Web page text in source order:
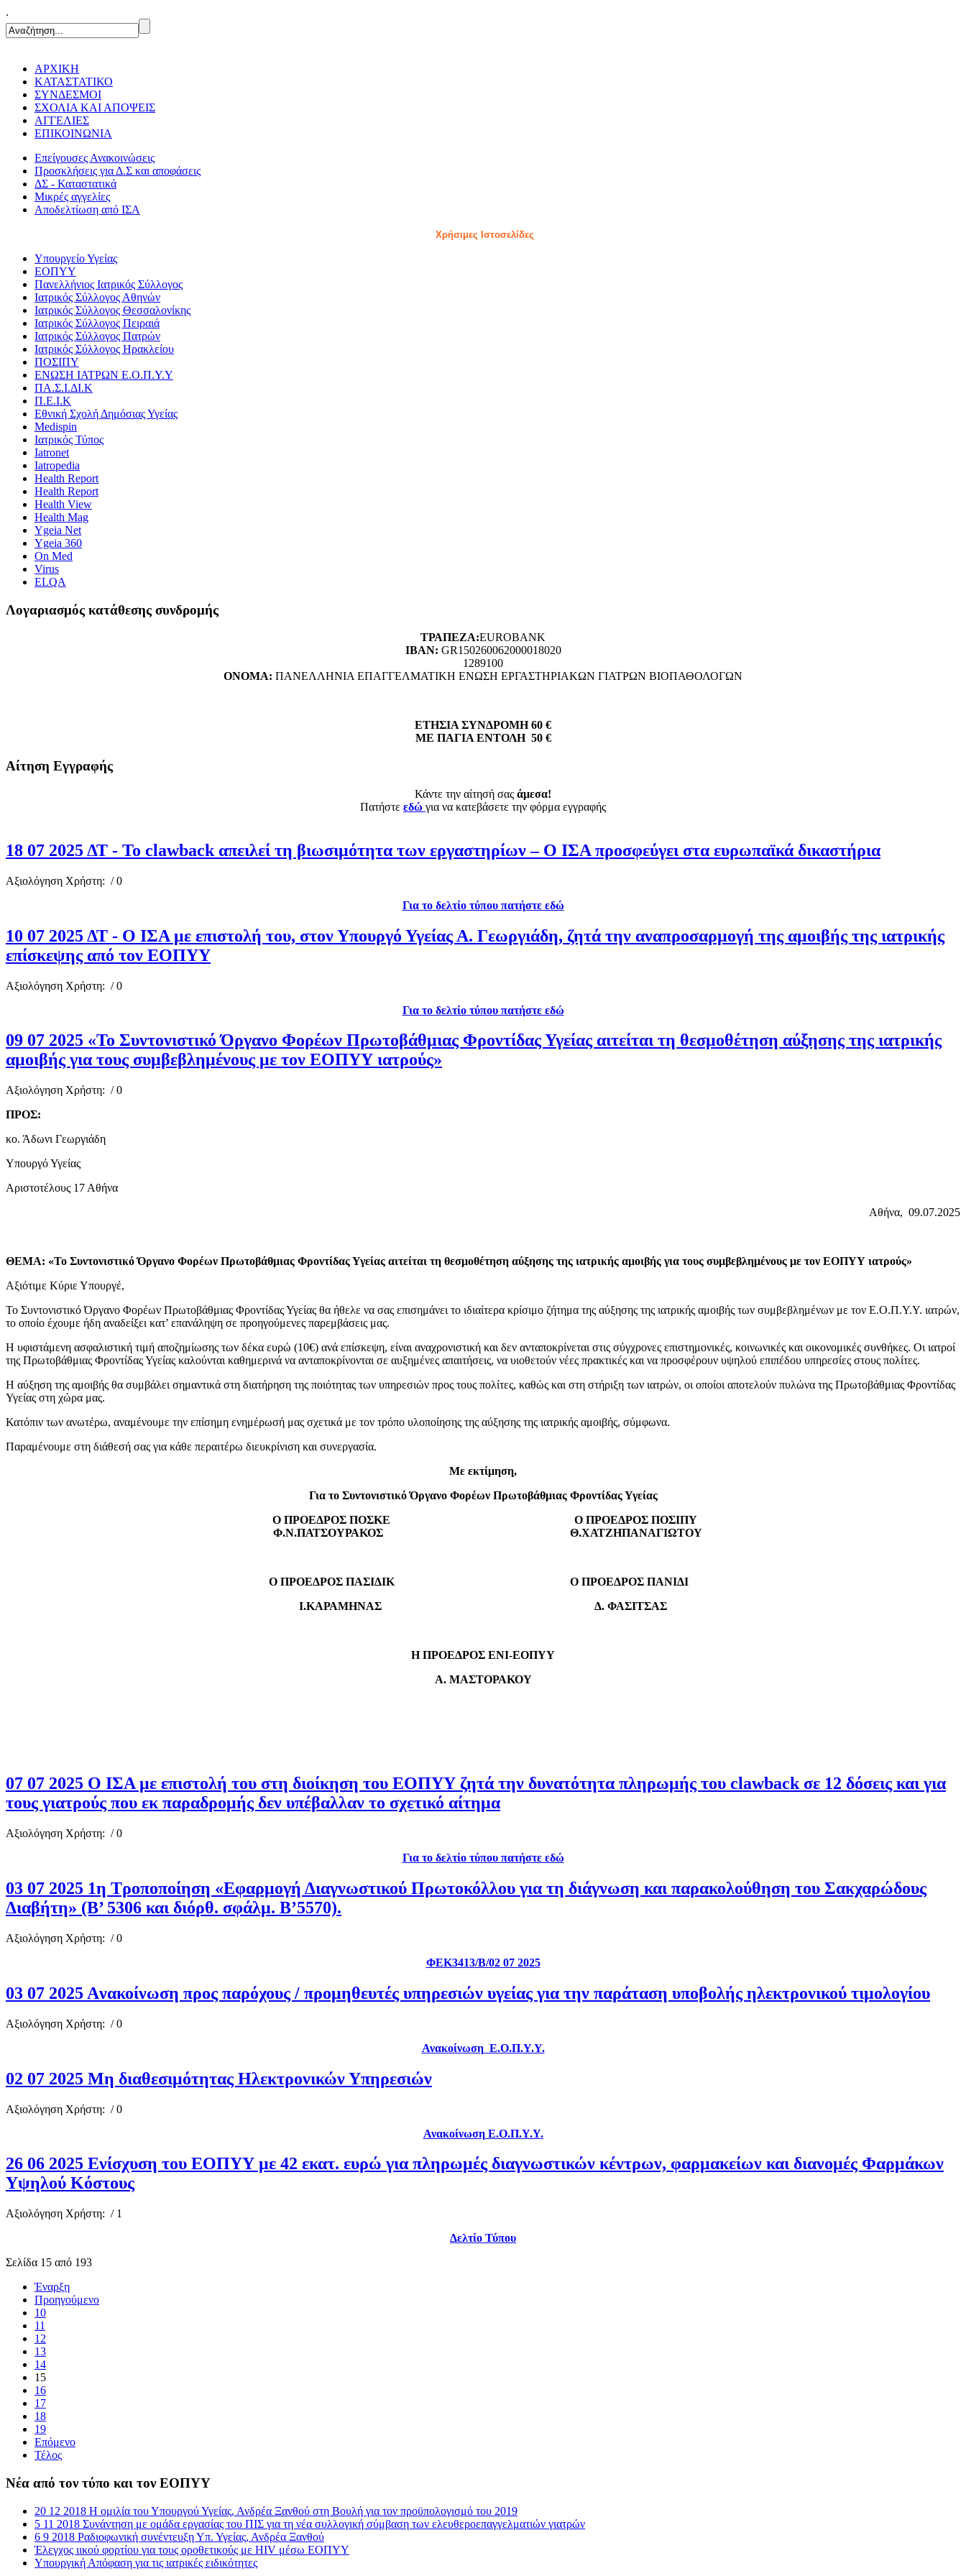
.
ΑΡΧΙΚΗ
ΚΑΤΑΣΤΑΤΙΚΟ
ΣΥΝΔΕΣΜΟΙ
ΣΧΟΛΙΑ ΚΑΙ ΑΠΟΨΕΙΣ
ΑΓΓΕΛΙΕΣ
ΕΠΙΚΟΙΝΩΝΙΑ
Επείγουσες Ανακοινώσεις
Προσκλήσεις για Δ.Σ και αποφάσεις
ΔΣ - Καταστατικά
Μικρές αγγελίες
Αποδελτίωση από ΙΣΑ
Χρήσιμες Ιστοσελίδες
Υπουργείο Υγείας
ΕΟΠΥΥ
Πανελλήνιος Ιατρικός Σύλλογος
Ιατρικός Σύλλογος Αθηνών
Ιατρικός Σύλλογος Θεσσαλονίκης
Ιατρικός Σύλλογος Πειραιά
Ιατρικός Σύλλογος Πατρών
Ιατρικός Σύλλογος Ηρακλείου
ΠΟΣΙΠΥ
ΕΝΩΣΗ ΙΑΤΡΩΝ Ε.Ο.Π.Υ.Υ
ΠΑ.Σ.Ι.ΔΙ.Κ
Π.Ε.Ι.Κ
Εθνική Σχολή Δημόσιας Υγείας
Medispin
Ιατρικός Τύπος
Iatronet
Iatropedia
Health Report
Health Report
Health View
Health Mag
Ygeia Net
Ygeia 360
On Med
Virus
ELQA
Λογαριασμός κατάθεσης συνδρομής
ΤΡΑΠΕΖΑ:EUROBANK
ΙΒΑΝ: GR150260062000018020
1289100
ΟΝΟΜΑ: ΠΑΝΕΛΛΗΝΙΑ ΕΠΑΓΓΕΛΜΑΤΙΚΗ ΕΝΩΣΗ ΕΡΓΑΣΤΗΡΙΑΚΩΝ ΓΙΑΤΡΩΝ ΒΙΟΠΑΘΟΛΟΓΩΝ
ΕΤΗΣΙΑ ΣΥΝΔΡΟΜΗ 60 €
ΜΕ ΠΑΓΙΑ ΕΝΤΟΛΗ 50 €
Αίτηση Εγγραφής
Κάντε την αίτησή σας άμεσα!
Πατήστε εδώ για να κατεβάσετε την φόρμα εγγραφής
18 07 2025 ΔΤ - Το clawback απειλεί τη βιωσιμότητα των εργαστηρίων – Ο ΙΣΑ προσφεύγει στα ευρωπαϊκά δικαστήρια
Αξιολόγηση Χρήστη: / 0
Για το δελτίο τύπου πατήστε εδώ
10 07 2025 ΔΤ - Ο ΙΣΑ με επιστολή του, στον Υπουργό Υγείας Α. Γεωργιάδη, ζητά την αναπροσαρμογή της αμοιβής της ιατρικής
επίσκεψης από τον ΕΟΠΥΥ
Αξιολόγηση Χρήστη: / 0
Για το δελτίο τύπου πατήστε εδώ
09 07 2025 «Το Συντονιστικό Όργανο Φορέων Πρωτοβάθμιας Φροντίδας Υγείας αιτείται τη θεσμοθέτηση αύξησης της ιατρικής
αμοιβής για τους συμβεβλημένους με τον ΕΟΠΥΥ ιατρούς»
Αξιολόγηση Χρήστη: / 0
ΠΡΟΣ:
κο. Άδωνι Γεωργιάδη
Υπουργό Υγείας
Αριστοτέλους 17 Αθήνα
Αθήνα, 09.07.2025
ΘΕΜΑ: «Το Συντονιστικό Όργανο Φορέων Πρωτοβάθμιας Φροντίδας Υγείας αιτείται τη θεσμοθέτηση αύξησης της ιατρικής αμοιβής για τους συμβεβλημένους με τον ΕΟΠΥΥ ιατρούς»
Αξιότιμε Κύριε Υπουργέ,
Το Συντονιστικό Όργανο Φορέων Πρωτοβάθμιας Φροντίδας Υγείας θα ήθελε να σας επισημάνει το ιδιαίτερα κρίσιμο ζήτημα της αύξησης της ιατρικής αμοιβής των συμβεβλημένων με τον Ε.Ο.Π.Υ.Υ. ιατρών,
το οποίο έχουμε ήδη αναδείξει κατ’ επανάληψη σε προηγούμενες παρεμβάσεις μας.
Η υφιστάμενη ασφαλιστική τιμή αποζημίωσης των δέκα ευρώ (10€) ανά επίσκεψη, είναι αναχρονιστική και δεν ανταποκρίνεται στις σύγχρονες επιστημονικές, κοινωνικές και οικονομικές συνθήκες. Οι ιατροί
της Πρωτοβάθμιας Φροντίδας Υγείας καλούνται καθημερινά να ανταποκρίνονται σε αυξημένες απαιτήσεις, να υιοθετούν νέες πρακτικές και να προσφέρουν υψηλού επιπέδου υπηρεσίες στους πολίτες.
Η αύξηση της αμοιβής θα συμβάλει σημαντικά στη διατήρηση της ποιότητας των υπηρεσιών προς τους πολίτες, καθώς και στη στήριξη των ιατρών, οι οποίοι αποτελούν πυλώνα της Πρωτοβάθμιας Φροντίδας
Υγείας στη χώρα μας.
Κατόπιν των ανωτέρω, αναμένουμε την επίσημη ενημέρωσή μας σχετικά με τον τρόπο υλοποίησης της αύξησης της ιατρικής αμοιβής, σύμφωνα.
Παραμένουμε στη διάθεσή σας για κάθε περαιτέρω διευκρίνιση και συνεργασία.
Με εκτίμηση,
Για το Συντονιστικό Όργανο Φορέων Πρωτοβάθμιας Φροντίδας Υγείας
Ο ΠΡΟΕΔΡΟΣ ΠΟΣΚΕ Ο ΠΡΟΕΔΡΟΣ ΠΟΣΙΠΥ
Φ.Ν.ΠΑΤΣΟΥΡΑΚΟΣ Θ.ΧΑΤΖΗΠΑΝΑΓΙΩΤΟΥ
Ο ΠΡΟΕΔΡΟΣ ΠΑΣΙΔΙΚ Ο ΠΡΟΕΔΡΟΣ ΠΑΝΙΔΙ
Ι.ΚΑΡΑΜΗΝΑΣ Δ. ΦΑΣΙΤΣΑΣ
Η ΠΡΟΕΔΡΟΣ ΕΝΙ-ΕΟΠΥΥ
Α. ΜΑΣΤΟΡΑΚΟΥ
07 07 2025 Ο ΙΣΑ με επιστολή του στη διοίκηση του ΕΟΠΥΥ ζητά την δυνατότητα πληρωμής του clawback σε 12 δόσεις και για
τους γιατρούς που εκ παραδρομής δεν υπέβαλλαν το σχετικό αίτημα
Αξιολόγηση Χρήστη: / 0
Για το δελτίο τύπου πατήστε εδώ
03 07 2025 1η Τροποποίηση «Εφαρμογή Διαγνωστικού Πρωτοκόλλου για τη διάγνωση και παρακολούθηση του Σακχαρώδους
Διαβήτη» (Β’ 5306 και διόρθ. σφάλμ. Β’5570).
Αξιολόγηση Χρήστη: / 0
ΦΕΚ3413/Β/02 07 2025
03 07 2025 Aνακοίνωση προς παρόχους / προμηθευτές υπηρεσιών υγείας για την παράταση υποβολής ηλεκτρονικού τιμολογίου
Αξιολόγηση Χρήστη: / 0
Ανακοίνωση Ε.Ο.Π.Υ.Υ.
02 07 2025 Μη διαθεσιμότητας Ηλεκτρονικών Υπηρεσιών
Αξιολόγηση Χρήστη: / 0
Ανακοίνωση Ε.Ο.Π.Υ.Υ.
26 06 2025 Ενίσχυση του ΕΟΠΥΥ με 42 εκατ. ευρώ για πληρωμές διαγνωστικών κέντρων, φαρμακείων και διανομές Φαρμάκων
Υψηλού Κόστους
Αξιολόγηση Χρήστη: / 1
Δελτίο Τύπου
Σελίδα 15 από 193
Έναρξη
Προηγούμενο
10
11
12
13
14
15
16
17
18
19
Επόμενο
Τέλος
Νέα από τον τύπο και τον ΕΟΠΥΥ
20 12 2018 Η ομιλία του Υπουργού Υγείας, Ανδρέα Ξανθού στη Βουλή για τον προϋπολογισμό του 2019
5 11 2018 Συνάντηση με ομάδα εργασίας του ΠΙΣ για τη νέα συλλογική σύμβαση των ελευθεροεπαγγελματιών γιατρών
6 9 2018 Ραδιοφωνική συνέντευξη Υπ. Υγείας, Ανδρέα Ξανθού
Έλεγχος ιικού φορτίου για τους οροθετικούς με HIV μέσω ΕΟΠΥΥ
Υπουργική Απόφαση για τις ιατρικές ειδικότητες